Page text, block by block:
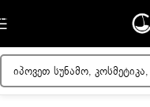
Skip to navigation